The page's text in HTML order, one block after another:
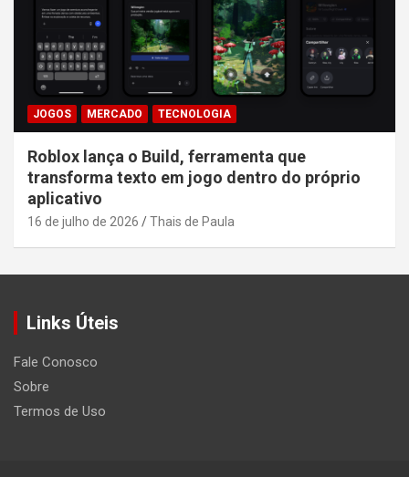
JOGOS MERCADO TECNOLOGIA
Roblox lança o Build, ferramenta que
transforma texto em jogo dentro do próprio
aplicativo
16 de julho de 2026 Thais de Paula
Links Úteis
Fale Conosco
Sobre
Termos de Uso